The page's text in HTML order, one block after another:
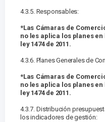
4.3.5. Responsables:
*Las Cámaras de
no les aplica los planes
ley 1474 de 2011.
4.3.6. Planes Generales de
*Las Cámaras de
no les aplica los planes
ley 1474 de 2011.
4.3.7. Distribución
los indicadores de gestión: